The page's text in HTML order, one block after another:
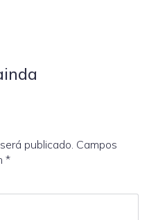
publicado. Campos
*